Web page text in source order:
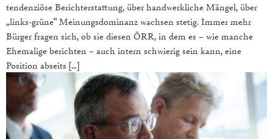
tendenziöse Berichterstattung, über handwerkliche Mängel, über
„links-grüne“ Meinungsdominanz wachsen stetig. Immer mehr
Bürger fragen sich, ob sie diesen ÖRR, in dem es – wie manche
Ehemalige berichten – auch intern schwierig sein kann, eine
Position abseits […]